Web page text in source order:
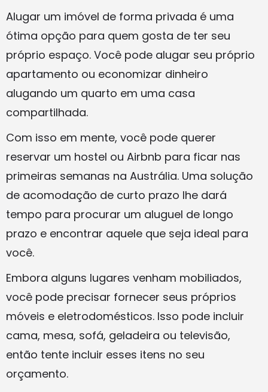
Alugar um imóvel de forma privada é uma
ótima opção para quem gosta de ter seu
próprio espaço. Você pode alugar seu próprio
apartamento ou economizar dinheiro
alugando um quarto em uma casa
compartilhada.
Com isso em mente, você pode querer
reservar um hostel ou Airbnb para ficar nas
primeiras semanas na Austrália. Uma solução
de acomodação de curto prazo lhe dará
tempo para procurar um aluguel de longo
prazo e encontrar aquele que seja ideal para
você.
Embora alguns lugares venham mobiliados,
você pode precisar fornecer seus próprios
móveis e eletrodomésticos. Isso pode incluir
cama, mesa, sofá, geladeira ou televisão,
então tente incluir esses itens no seu
orçamento.